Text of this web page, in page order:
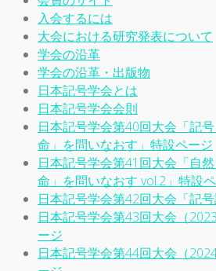
入会するには
大会における研究発表について
学会の沿革
学会の沿革・出版物
日本記号学会とは
日本記号学会会則
日本記号学会第40回大会「記
命」を問いなおす」特設ページ
日本記号学会第41回大会「自
命」を問いなおす vol.2」特設
日本記号学会第42回大会「記
日本記号学会第43回大会（
ージ
日本記号学会第44回大会（